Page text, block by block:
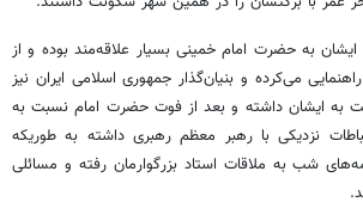
ایشان به حضرت امام خمینی بسیار علاقه‌مند بوده و از
می‌کرده و بنیان‌گذار جمهوری اسلامی ایران نیز
ایشان داشته و بعد از فوت حضرت امام نسبت به
نزدیکی با رهبر معظم رهبری داشته به طوریکه
شب به ملاقات استاد بزرگوارمان رفته و مسائلی